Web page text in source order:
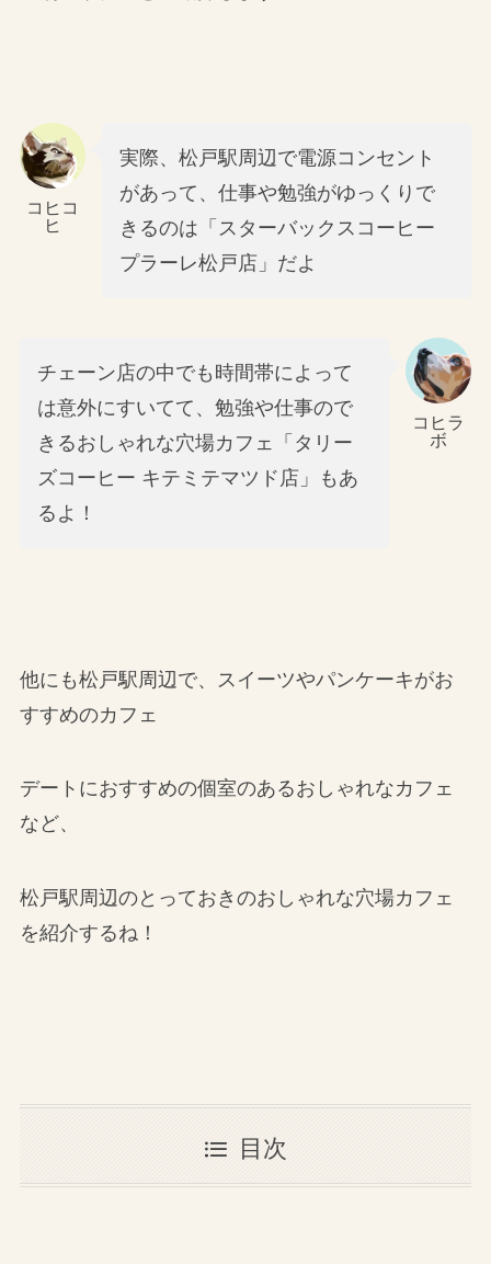
コヒコ
ヒ
実際、松戸駅周辺で電源コンセント
があって、仕事や勉強がゆっくりで
きるのは「スターバックスコーヒー
プラーレ松戸店」だよ
コヒラ
ボ
チェーン店の中でも時間帯によって
は意外にすいてて、勉強や仕事ので
きるおしゃれな穴場カフェ「タリー
ズコーヒー キテミテマツド店」もあ
るよ！
他にも松戸駅周辺で、スイーツやパンケーキがお
すすめのカフェ
デートにおすすめの個室のあるおしゃれなカフェ
など、
松戸駅周辺のとっておきのおしゃれな穴場カフェ
を紹介するね！
目次